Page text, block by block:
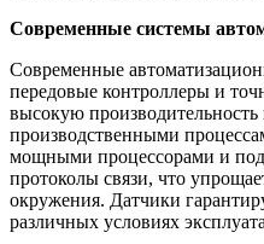
Современные системы
Современные
передовые контроллеры и
высокую производительность
производственными
мощными процессорами и
протоколы связи, что
окружения. Датчики
различных условиях